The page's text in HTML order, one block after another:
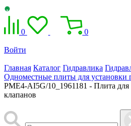
0 0
Войти
Главная Каталог Гидравлика
Одноместные плиты для установки
PME4-AI5G/10_1961181 - Плита для
клапанов